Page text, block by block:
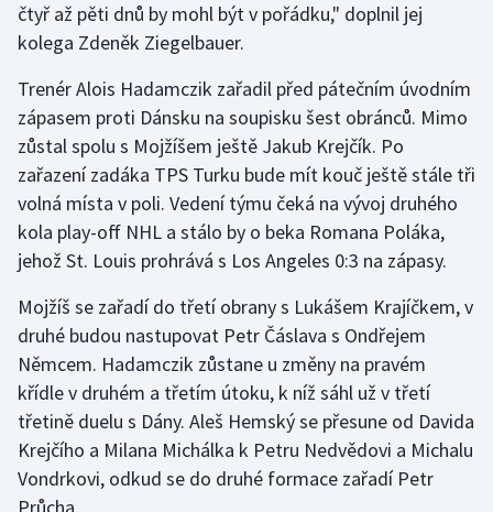
Jezdectví
Krasobruslení
Lezení
Lyže a snowboard
Motorsport
Olympijské hry
Parasport
Plavání
čtyř až pěti dnů by mohl být v pořádku," doplnil jej
kolega Zdeněk Ziegelbauer.
Trenér Alois Hadamczik zařadil před pátečním úvodním
zápasem proti Dánsku na soupisku šest obránců. Mimo
zůstal spolu s Mojžíšem ještě Jakub Krejčík. Po
zařazení zadáka TPS Turku bude mít kouč ještě stále tři
volná místa v poli. Vedení týmu čeká na vývoj druhého
kola play-off NHL a stálo by o beka Romana Poláka,
jehož St. Louis prohrává s Los Angeles 0:3 na zápasy.
Mojžíš se zařadí do třetí obrany s Lukášem Krajíčkem, v
druhé budou nastupovat Petr Čáslava s Ondřejem
Němcem. Hadamczik zůstane u změny na pravém
křídle v druhém a třetím útoku, k níž sáhl už v třetí
třetině duelu s Dány. Aleš Hemský se přesune od Davida
Krejčího a Milana Michálka k Petru Nedvědovi a Michalu
Vondrkovi, odkud se do druhé formace zařadí Petr